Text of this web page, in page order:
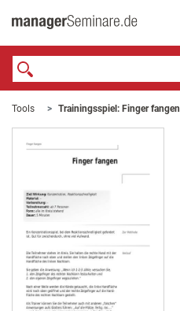
Tools Trainingsspiel: Finger fangen